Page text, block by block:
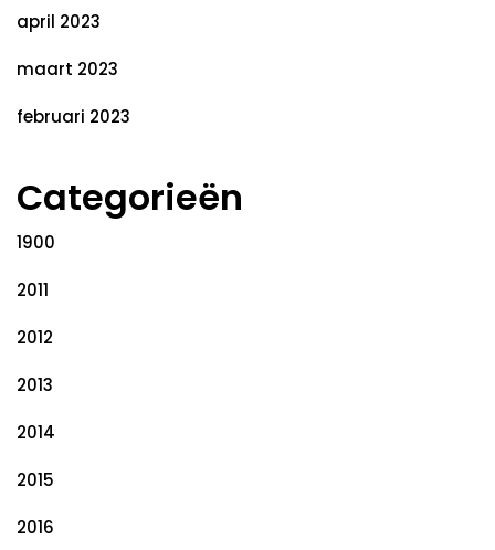
april 2023
maart 2023
februari 2023
Categorieën
1900
2011
2012
2013
2014
2015
2016